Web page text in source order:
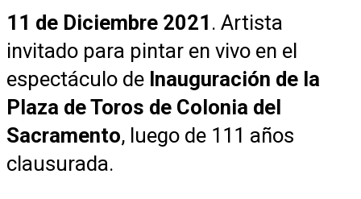
11 de Diciembre 2021 . Artista
invitado para pintar en vivo en el
espectáculo de Inauguración de la
Plaza de Toros de Colonia del
Sacramento, luego de 111 años
clausurada.